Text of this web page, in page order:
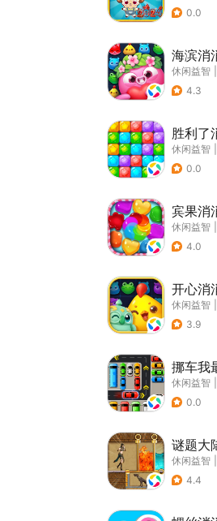
0.0
海滨消
休闲益智
4.3
胜利了
休闲益智
0.0
宾果消
休闲益智
4.0
开心消
休闲益智
3.9
挪车我
休闲益智
0.0
谜题大
休闲益智
4.4